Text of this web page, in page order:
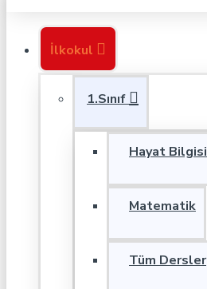
İlkokul
1.Sınıf
Hayat Bilgisi
Matematik
Tüm Dersler